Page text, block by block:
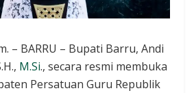
– BARRU – Bupati Barru, Andi
M.Si., secara resmi membuka
Persatuan Guru Republik